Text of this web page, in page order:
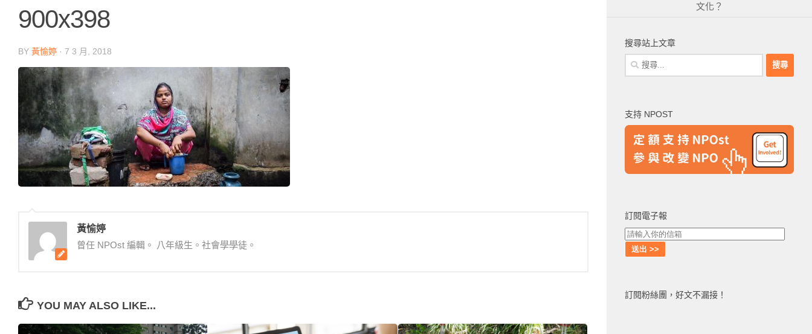
900x398
BY 黃愉婷 · 7 3 月, 2018
黃愉婷
曾任 NPOst 編輯。 八年級生。社會學學徒。
YOU MAY ALSO LIKE...
文化？
搜尋站上文章
搜
尋
字:
支持 NPOST
訂閱電子報
訂閱粉絲團，好文不漏接！